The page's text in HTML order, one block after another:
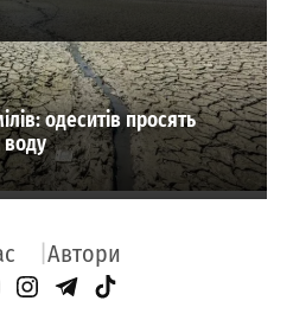
одеситів просять
воду
Автори
Page
Instagram
Telegram
TikTok